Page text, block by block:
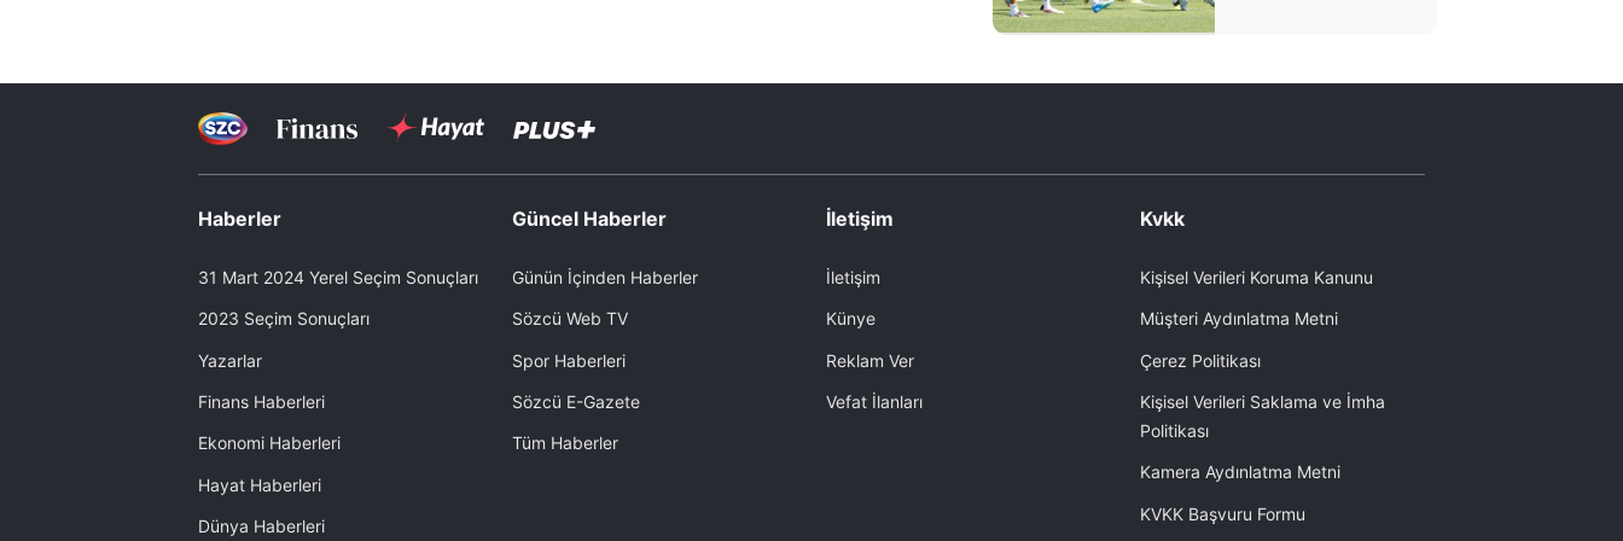
Haberler
31 Mart 2024 Yerel Seçim Sonuçları
2023 Seçim Sonuçları
Yazarlar
Finans Haberleri
Ekonomi Haberleri
Hayat Haberleri
Dünya Haberleri
Güncel Haberler
Günün İçinden Haberler
Sözcü Web TV
Spor Haberleri
Sözcü E-Gazete
Tüm Haberler
İletişim
İletişim
Künye
Reklam Ver
Vefat İlanları
Kvkk
Kişisel Verileri Koruma Kanunu
Müşteri Aydınlatma Metni
Çerez Politikası
Kişisel Verileri Saklama ve İmha
Politikası
Kamera Aydınlatma Metni
KVKK Başvuru Formu